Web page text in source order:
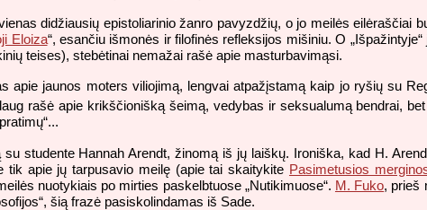
didžiausių epistoliarinio žanro pavyzdžių, o jo meilės eilėraščiai
Eloiza“, esančiu išmonės ir filofinės refleksijos mišiniu. O
teises), stebėtinai nemažai rašė apie masturbavimąsi.
apie jaunos moters viliojimą, lengvai atpažįstamą kaip jo ryšių su
rašė apie krikščionišką šeimą, vedybas ir seksualumą bendrai,
studente Hannah Arendt, žinomą iš jų laiškų. Ironiška, kad H.
tik apie jų tarpusavio meilę (apie tai skaitykite Pasimetusios
nuotykiais po mirties paskelbtuose „Nutikimuose“. M. Fuko, prieš
šią frazė pasiskolindamas iš Sade.